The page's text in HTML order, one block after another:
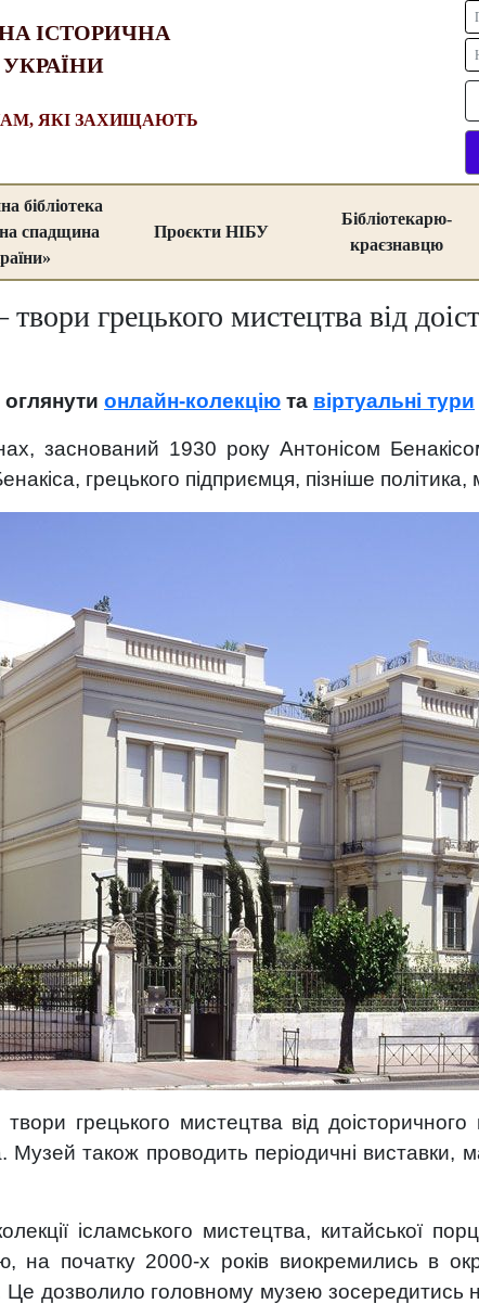
ІСТОРИЧНА
ЯКІ ЗАХИЩАЮТЬ
бібліотека
спадщина
Проєкти НІБУ
Бібліотекарю-
краєзнавцю
грецького мистецтва від
онлайн-колекцію та віртуальні тури
заснований 1930 року Антонісом
грецького підприємця, пізніше
грецького мистецтва від
Музей також проводить періодичні виставки,
ісламського мистецтва, китайської
на початку 2000-х років виокремились в
Це дозволило головному музею зосередитись